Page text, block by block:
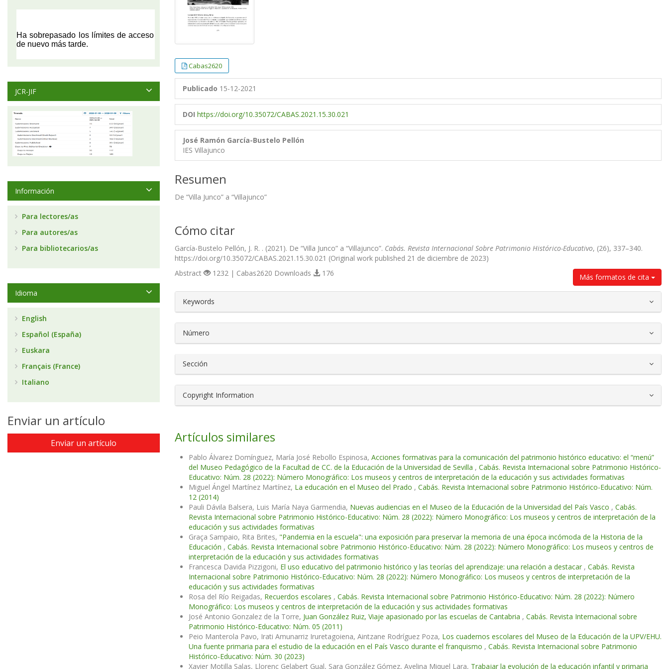
Cabas2620
Publicado 15-12-2021
DOI https://doi.org/10.35072/CABAS.2021.15.30.021
José Ramón García-Bustelo Pellón
IES Villajunco
Resumen
De “Villa Junco” a “Villajunco”
Cómo citar
García-Bustelo Pellón, J. R. . (2021). De “Villa Junco” a “Villajunco”. Cabás. Revista Internacional Sobre Patrimonio Histórico-Educativo, (26), 337–340.
https://doi.org/10.35072/CABAS.2021.15.30.021 (Original work published 21 de diciembre de 2023)
Más formatos de cita
Abstract 1232 | Cabas2620 Downloads 176
##plugins.themes.bootstrap3.article.details##
Keywords
Número
Sección
Copyright Information
Artículos similares
Pablo Álvarez Domínguez, María José Rebollo Espinosa, Acciones formativas para la comunicación del patrimonio histórico educativo: el “menú”
del Museo Pedagógico de la Facultad de CC. de la Educación de la Universidad de Sevilla , Cabás. Revista Internacional sobre Patrimonio Histórico-
Educativo: Núm. 28 (2022): Número Monográfico: Los museos y centros de interpretación de la educación y sus actividades formativas
Miguel Ángel Martínez Martínez, La educación en el Museo del Prado , Cabás. Revista Internacional sobre Patrimonio Histórico-Educativo: Núm.
12 (2014)
Pauli Dávila Balsera, Luis María Naya Garmendia, Nuevas audiencias en el Museo de la Educación de la Universidad del País Vasco , Cabás.
Revista Internacional sobre Patrimonio Histórico-Educativo: Núm. 28 (2022): Número Monográfico: Los museos y centros de interpretación de la
educación y sus actividades formativas
Graça Sampaio, Rita Brites, "Pandemia en la escuela": una exposición para preservar la memoria de una época incómoda de la Historia de la
Educación , Cabás. Revista Internacional sobre Patrimonio Histórico-Educativo: Núm. 28 (2022): Número Monográfico: Los museos y centros de
interpretación de la educación y sus actividades formativas
Francesca Davida Pizzigoni, El uso educativo del patrimonio histórico y las teorías del aprendizaje: una relación a destacar , Cabás. Revista
Internacional sobre Patrimonio Histórico-Educativo: Núm. 28 (2022): Número Monográfico: Los museos y centros de interpretación de la
educación y sus actividades formativas
Rosa del Río Reigadas, Recuerdos escolares , Cabás. Revista Internacional sobre Patrimonio Histórico-Educativo: Núm. 28 (2022): Número
Monográfico: Los museos y centros de interpretación de la educación y sus actividades formativas
José Antonio Gonzalez de la Torre, Juan González Ruiz, Viaje apasionado por las escuelas de Cantabria , Cabás. Revista Internacional sobre
Patrimonio Histórico-Educativo: Núm. 05 (2011)
Peio Manterola Pavo, Irati Amunarriz Iruretagoiena, Aintzane Rodríguez Poza, Los cuadernos escolares del Museo de la Educación de la UPV/EHU.
Una fuente primaria para el estudio de la educación en el País Vasco durante el franquismo , Cabás. Revista Internacional sobre Patrimonio
Histórico-Educativo: Núm. 30 (2023)
Xavier Motilla Salas, Llorenç Gelabert Gual, Sara González Gómez, Avelina Miquel Lara, Trabajar la evolución de la educación infantil y primaria
JCR-JIF
Información
Para lectores/as
Para autores/as
Para bibliotecarios/as
Idioma
English
Español (España)
Euskara
Français (France)
Italiano
Enviar un artículo
Enviar un artículo